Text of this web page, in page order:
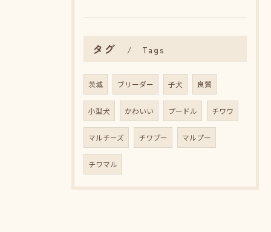
タグ Tags
茨城 ブリーダー 子犬 良質
小型犬 かわいい プードル チワワ
マルチーズ チワプー マルプー
チワマル